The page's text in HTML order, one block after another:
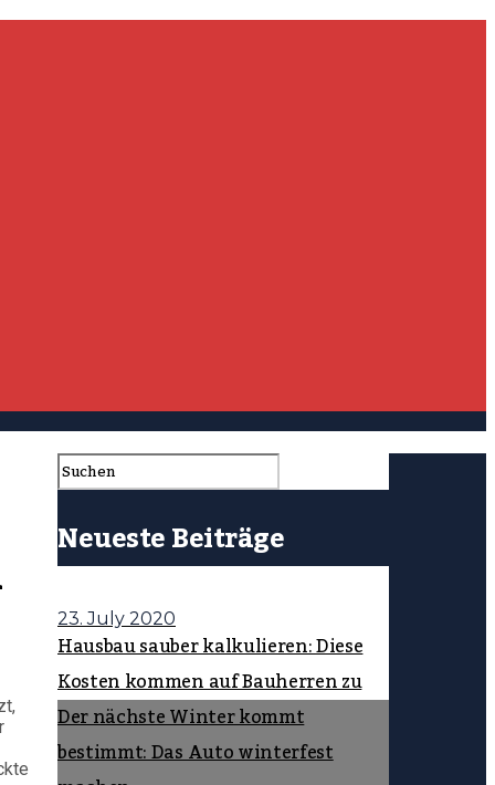
Neueste Beiträge
23. July 2020
Hausbau sauber kalkulieren: Diese
Kosten kommen auf Bauherren zu
Der nächste Winter kommt
bestimmt: Das Auto winterfest